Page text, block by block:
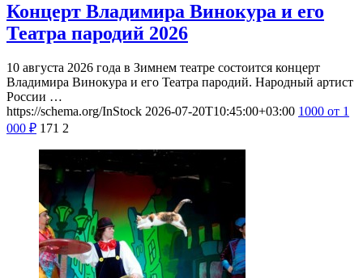
Концерт Владимира Винокура и его
Театра пародий 2026
10 августа 2026 года в Зимнем театре состоится концерт
Владимира Винокура и его Театра пародий. Народный артист
России …
https://schema.org/InStock 2026-07-20T10:45:00+03:00 1000 от 1
000 ₽ 171 2